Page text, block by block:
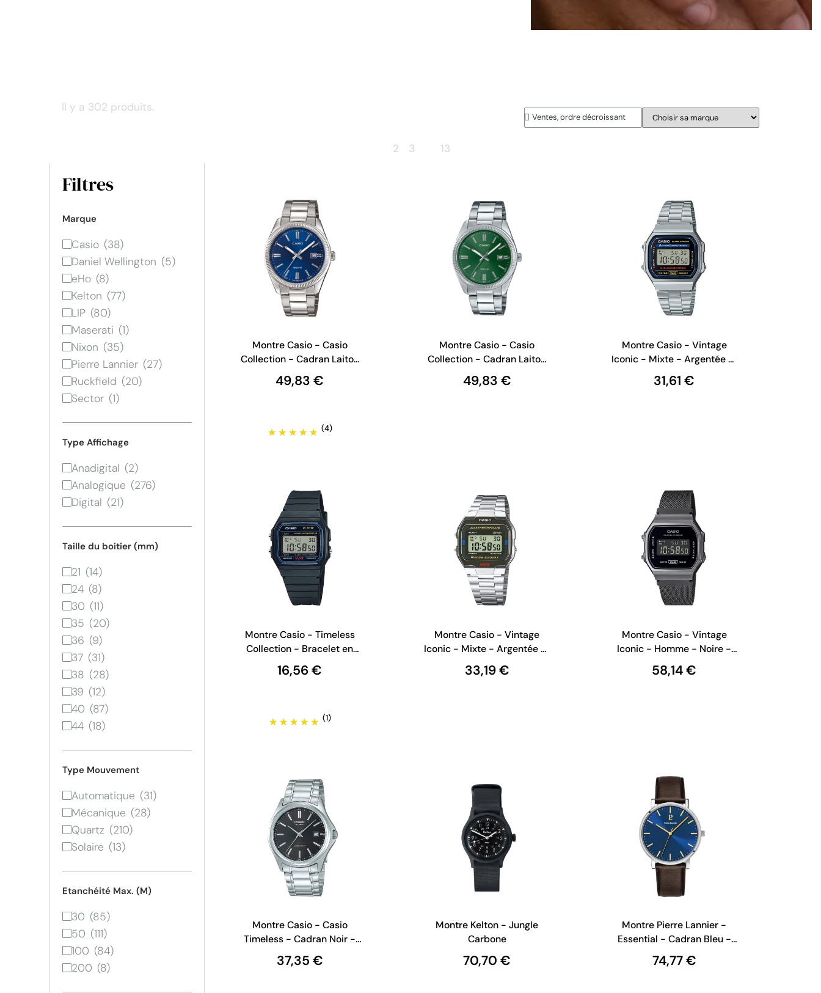
Il y a 302 produits.
2 3 13
Filtres
Marque
Casio
Daniel Wellington
eHo
Kelton
LIP
Maserati
Nixon
Pierre Lannier
Ruckfield
Sector
Type Affichage
Anadigital
Analogique
Digital
Taille du boitier (mm)
21
24
30
35
36
37
38
39
40
44
Type Mouvement
Automatique
Mécanique
Quartz
Solaire
Etanchéité Max. (M)
30
50
100
200
Montre Casio - Casio
Collection - Cadran Laiton
Bleu - MTP-1302PD-2AVEF
49,83 €
(4)
Montre Casio - Casio
Collection - Cadran Laiton
Vert - MTP-1302PD-3AVEF
49,83 €
Montre Casio - Vintage
Iconic - Mixte - Argentée et
Noire - Illuminator -
A168WA-1YES
31,61 €
Montre Casio - Timeless
Collection - Bracelet en
Résine Noir - F-91W-1YEG
16,56 €
(1)
Montre Casio - Vintage
Iconic - Mixte - Argentée et
Noire - A163WA-1QES
33,19 €
Montre Casio - Vintage
Iconic - Homme - Noire -
Illuminator - A168WEMB-
1BEF
58,14 €
Montre Casio - Casio
Timeless - Cadran Noir -
MTP-1183PA-1AEG
37,35 €
Montre Kelton - Jungle
Carbone
70,70 €
Montre Pierre Lannier -
Essential - Cadran Bleu -
Cuir Marron 217G164
74,77 €